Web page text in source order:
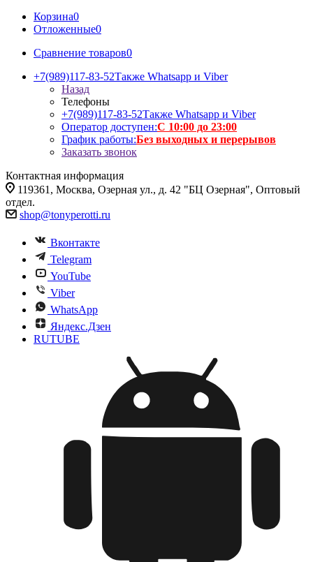
Корзина0
Отложенные0
Сравнение товаров0
+7(989)117-83-52Также Whatsapp и Viber
Назад
Телефоны
+7(989)117-83-52Также Whatsapp и Viber
Оператор доступен:С 10:00 до 23:00
График работы:Без выходных и перерывов
Заказать звонок
Контактная информация
119361, Москва, Озерная ул., д. 42 "БЦ Озерная", Оптовый
отдел.
shop@tonyperotti.ru
Вконтакте
Telegram
YouTube
Viber
WhatsApp
Яндекс.Дзен
RUTUBE